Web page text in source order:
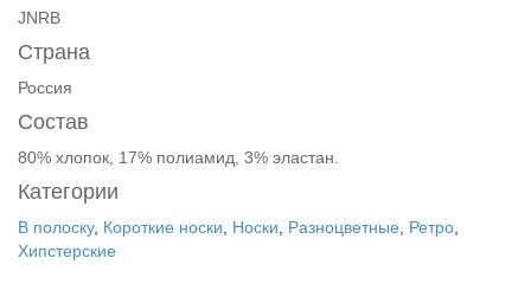
JNRB
Страна
Россия
Состав
80% хлопок, 17% полиамид, 3% эластан.
Категории
В полоску, Короткие носки Носки Разноцветные Ретро
Хипстерские